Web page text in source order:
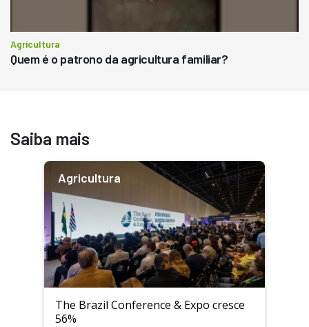
Agricultura
Quem é o patrono da agricultura familiar?
Saiba mais
Agricultura
The Brazil Conference & Expo cresce
56%